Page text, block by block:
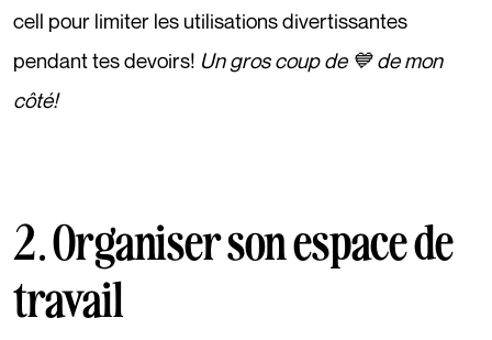
cell pour limiter les utilisations divertissantes
pendant tes devoirs! Un gros coup de 💙 de mon
côté!
2. Organiser son espace de
travail